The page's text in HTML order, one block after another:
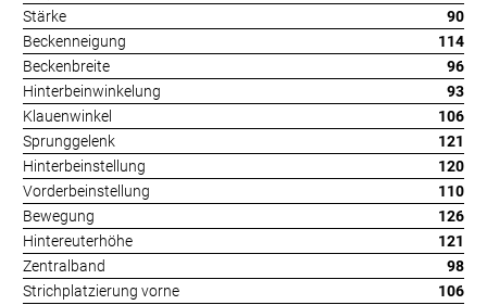
Stärke
90
Beckenneigung
114
Beckenbreite
96
Hinterbeinwinkelung
93
Klauenwinkel
106
Sprunggelenk
121
Hinterbeinstellung
120
Vorderbeinstellung
110
Bewegung
126
Hintereuterhöhe
121
Zentralband
98
Strichplatzierung vorne
106